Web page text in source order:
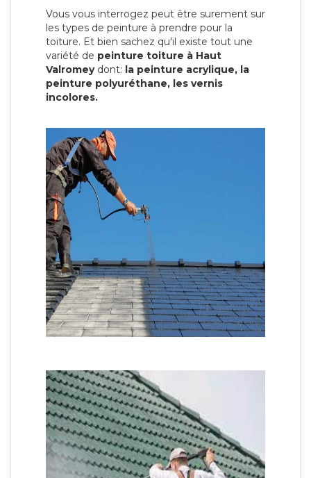
Vous vous interrogez peut être surement sur
les types de peinture à prendre pour la
toiture. Et bien sachez qu'il existe tout une
variété de peinture toiture à Haut
Valromey dont: la peinture acrylique, la
peinture polyuréthane, les vernis
incolores.